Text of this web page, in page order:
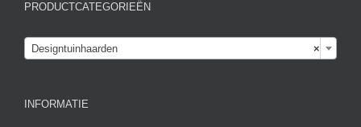
PRODUCTCATEGORIEËN
×
Designtuinhaarden
INFORMATIE